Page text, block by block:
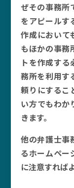
ぜその事務所
をアピールす
作成において
もほかの事務
トを作成す
務所を利用す
頼りにするこ
い方でもわか
きます。
他の弁護士事
るホームペー
に注意すれば